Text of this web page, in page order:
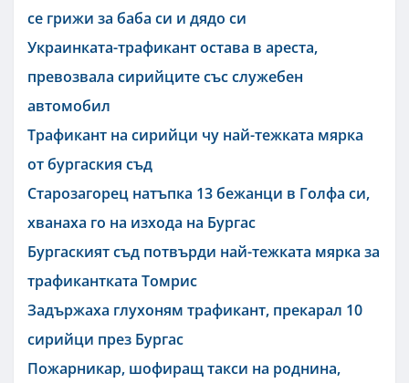
се грижи за баба си и дядо си
Украинката-трафикант остава в ареста,
превозвала сирийците със служебен
автомобил
Трафикант на сирийци чу най-тежката мярка
от бургаския съд
Старозагорец натъпка 13 бежанци в Голфа си,
хванаха го на изхода на Бургас
Бургаският съд потвърди най-тежката мярка за
трафикантката Томрис
Задържаха глухоням трафикант, прекарал 10
сирийци през Бургас
Пожарникар, шофиращ такси на роднина,